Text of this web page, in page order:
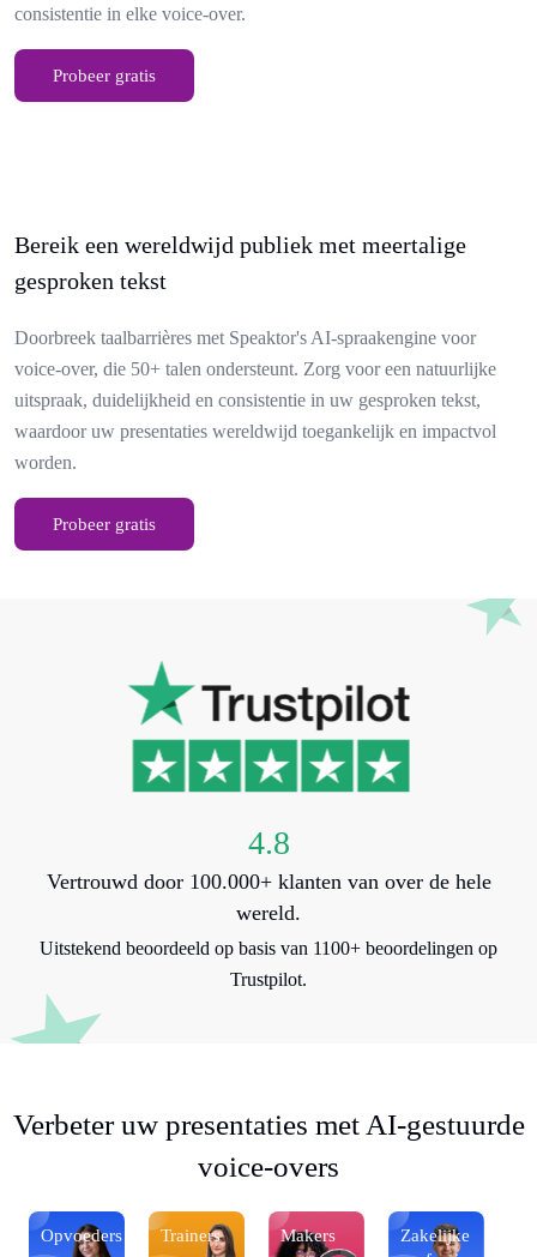
consistentie in elke voice-over.
Probeer gratis
Bereik een wereldwijd publiek met meertalige
gesproken tekst
Doorbreek taalbarrières met Speaktor's AI-spraakengine voor
voice-over, die 50+ talen ondersteunt. Zorg voor een natuurlijke
uitspraak, duidelijkheid en consistentie in uw gesproken tekst,
waardoor uw presentaties wereldwijd toegankelijk en impactvol
worden.
Probeer gratis
4.8
Vertrouwd door 100.000+ klanten van over de hele
wereld.
Uitstekend beoordeeld op basis van 1100+ beoordelingen op
Trustpilot.
Verbeter uw presentaties met AI-gestuurde
voice-overs
Opvoeders
Trainers
Makers
Zakelijke